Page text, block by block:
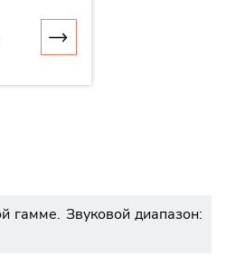
гамме. Звуковой диапазон: